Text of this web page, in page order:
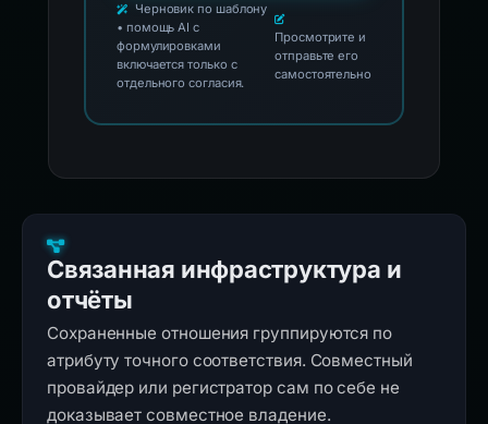
Черновик по шаблону
• помощь AI с
формулировками
включается только с
отдельного согласия.
Просмотрите и
отправьте его
самостоятельно
Связанная инфраструктура и
отчёты
Сохраненные отношения группируются по
атрибуту точного соответствия. Совместный
провайдер или регистратор сам по себе не
доказывает совместное владение.